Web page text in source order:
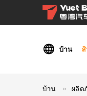
บ้าน
บ้าน ผลิ